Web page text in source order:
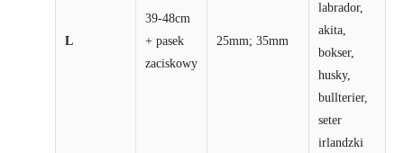
L
39-48cm
+ pasek
zaciskowy
25mm; 35mm
labrador,
akita,
bokser,
husky,
bullterier,
seter
irlandzki